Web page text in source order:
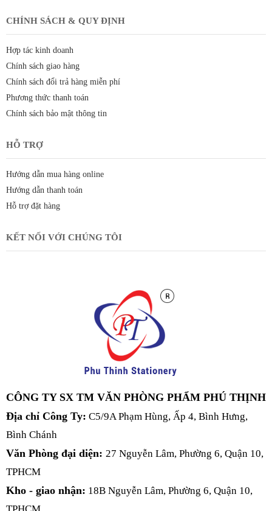
CHÍNH SÁCH & QUY ĐỊNH
Hợp tác kinh doanh
Chính sách giao hàng
Chính sách đổi trả hàng miễn phí
Phương thức thanh toán
Chính sách bảo mật thông tin
HỖ TRỢ
Hướng dẫn mua hàng online
Hướng dẫn thanh toán
Hỗ trợ đặt hàng
KẾT NỐI VỚI CHÚNG TÔI
CÔNG TY SX TM VĂN PHÒNG PHẨM PHÚ THỊNH
Địa chỉ Công Ty: C5/9A Phạm Hùng, Ấp 4, Bình Hưng,
Bình Chánh
Văn Phòng đại diện: 27 Nguyễn Lâm, Phường 6, Quận 10,
TPHCM
Kho - giao nhận: 18B Nguyễn Lâm, Phường 6, Quận 10,